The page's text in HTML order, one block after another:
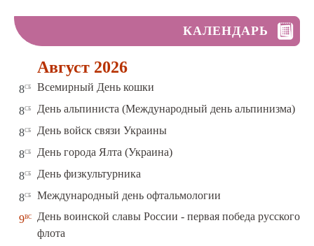
КАЛЕНДАРЬ
Август 2026
8сб Всемирный День кошки
8сб День альпиниста (Международный день альпинизма)
8сб День войск связи Украины
8сб День города Ялта (Украина)
8сб День физкультурника
8сб Международный день офтальмологии
9вс
День воинской славы России - первая победа русского
флота